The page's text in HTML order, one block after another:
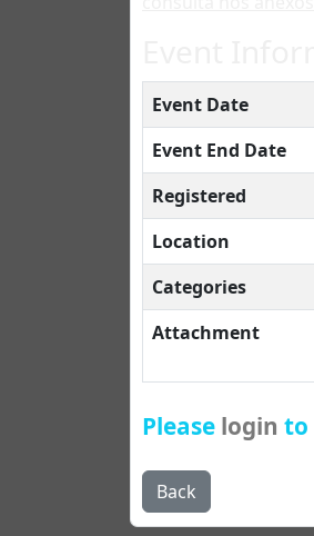
Event Date
Event End Date
Registered
Location
Categories
Attachment
Please login to
Back